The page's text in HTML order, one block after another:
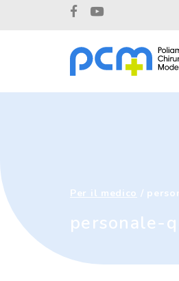
Per il medico /
personale-